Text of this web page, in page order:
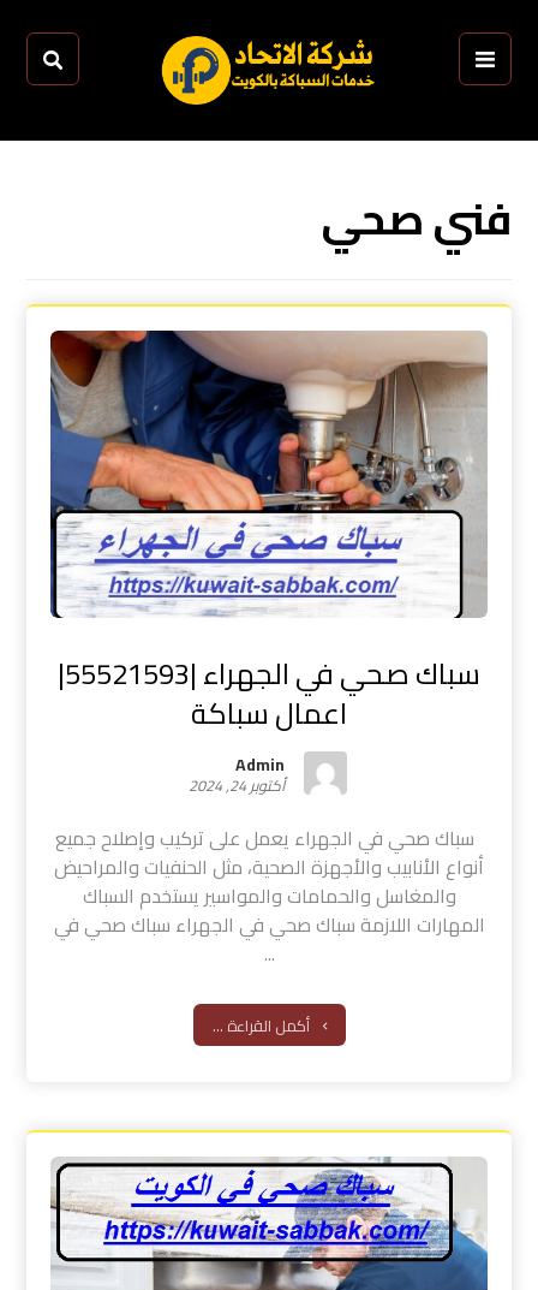
فني صحي
سباك صحي في الجهراء |55521593|
اعمال سباكة
Admin
أكتوبر 24, 2024
سباك صحي في الجهراء يعمل على تركيب وإصلاح جميع
أنواع الأنابيب والأجهزة الصحية، مثل الحنفيات والمراحيض
والمغاسل والحمامات والمواسير يستخدم السباك
المهارات اللازمة سباك صحي في الجهراء سباك صحي في
...
أكمل القراءة ...